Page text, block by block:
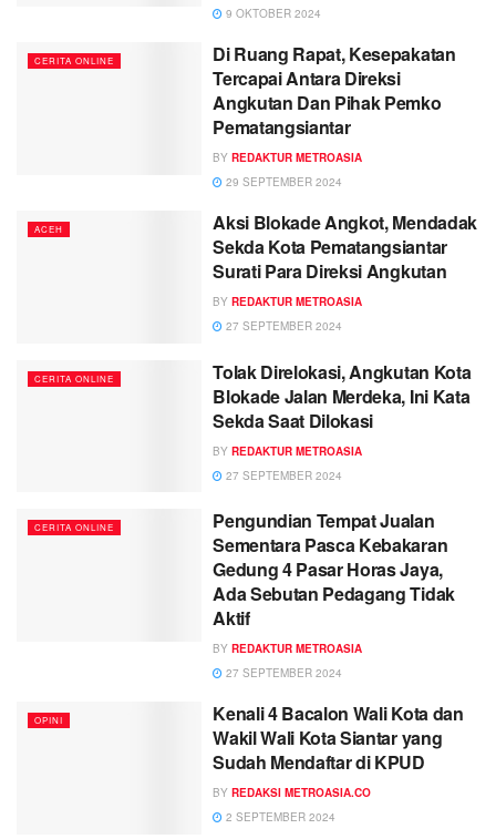
9 OKTOBER 2024
CERITA ONLINE
Di Ruang Rapat, Kesepakatan
Tercapai Antara Direksi
Angkutan Dan Pihak Pemko
Pematangsiantar
BY REDAKTUR METROASIA
29 SEPTEMBER 2024
ACEH
Aksi Blokade Angkot, Mendadak
Sekda Kota Pematangsiantar
Surati Para Direksi Angkutan
BY REDAKTUR METROASIA
27 SEPTEMBER 2024
CERITA ONLINE
Tolak Direlokasi, Angkutan Kota
Blokade Jalan Merdeka, Ini Kata
Sekda Saat Dilokasi
BY REDAKTUR METROASIA
27 SEPTEMBER 2024
CERITA ONLINE
Pengundian Tempat Jualan
Sementara Pasca Kebakaran
Gedung 4 Pasar Horas Jaya,
Ada Sebutan Pedagang Tidak
Aktif
BY REDAKTUR METROASIA
27 SEPTEMBER 2024
OPINI
Kenali 4 Bacalon Wali Kota dan
Wakil Wali Kota Siantar yang
Sudah Mendaftar di KPUD
BY REDAKSI METROASIA.CO
2 SEPTEMBER 2024